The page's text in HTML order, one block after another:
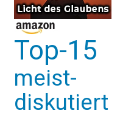
Top-15
meist-
diskutiert